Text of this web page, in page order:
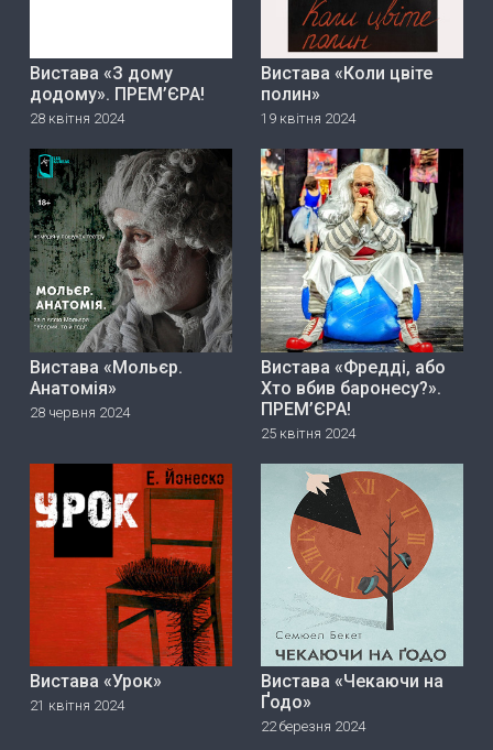
Вистава «З дому
додому». ПРЕМ’ЄРА!
28 квітня 2024
Вистава «Коли цвіте
полин»
19 квітня 2024
Вистава «Мольєр.
Анатомія»
28 червня 2024
Вистава «Фредді, або
Хто вбив баронесу?».
ПРЕМ’ЄРА!
25 квітня 2024
Вистава «Урок»
21 квітня 2024
Вистава «Чекаючи на
Ґодо»
22 березня 2024